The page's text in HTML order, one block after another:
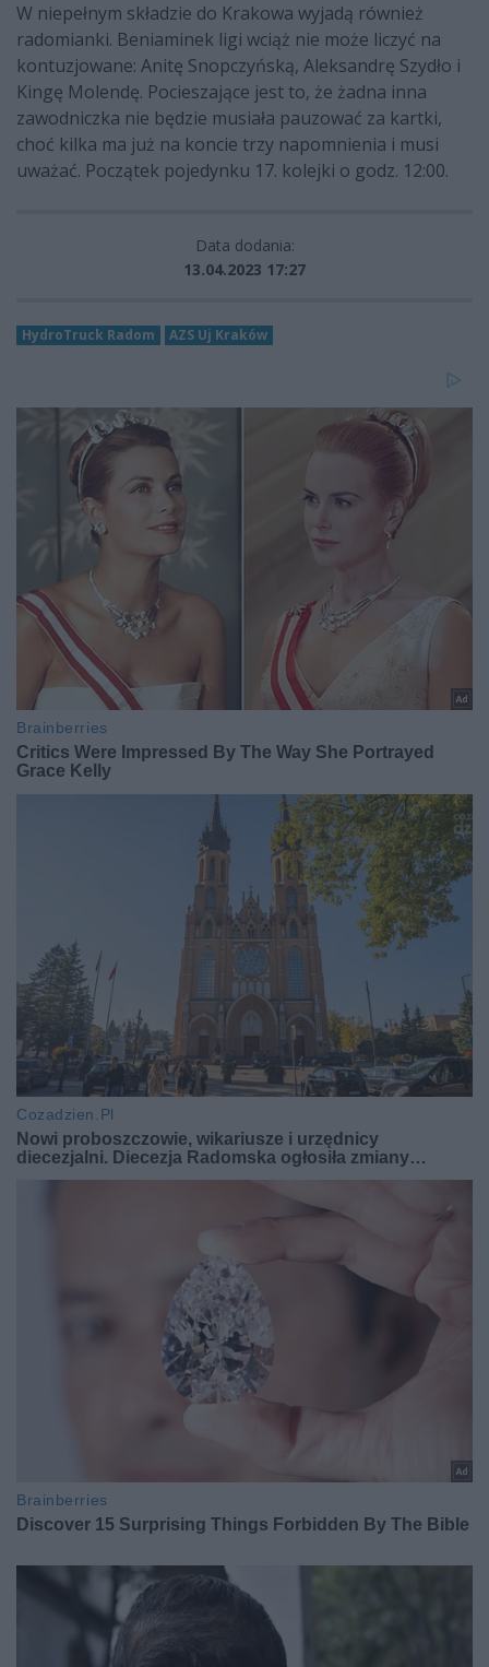
W niepełnym składzie do Krakowa wyjadą również
radomianki. Beniaminek ligi wciąż nie może liczyć na
kontuzjowane: Anitę Snopczyńską, Aleksandrę Szydło i
Kingę Molendę. Pocieszające jest to, że żadna inna
zawodniczka nie będzie musiała pauzować za kartki,
choć kilka ma już na koncie trzy napomnienia i musi
uważać. Początek pojedynku 17. kolejki o godz. 12:00.
Data dodania:
13.04.2023 17:27
HydroTruck Radom AZS Uj Kraków